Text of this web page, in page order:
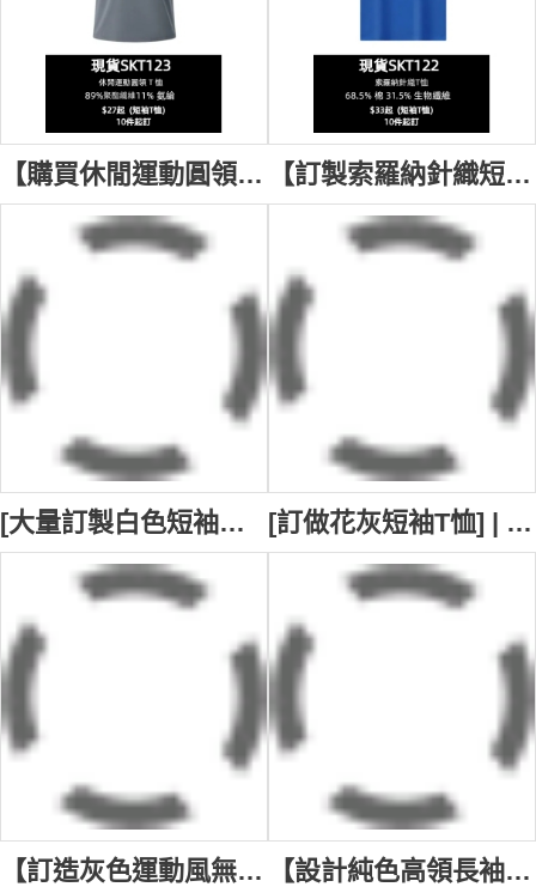
【購買休閒運動圓領T恤】｜多色可選｜圓領短袖設計｜短袖剪裁｜聚酯纖維面料 透氣速乾｜現貨主推款｜運動必備｜圓領T恤專門店 SKT123-BMY181-COOLANTMY 【訂製索羅納針織短袖ㄒ恤】｜涼感索羅納多色可選｜圓領短袖｜68.5%棉，31.5%生物纖維｜現貨主推款｜簡約百搭 ｜ㄒ恤供應商 SKT122-BMY360-COOLANTMY
[大量訂製白色短袖圓領T恤] | 健身T恤 | 植絨LOGO | 運動T恤 | T恤中心 T1181 [訂做花灰短袖T恤] | 綠色撞色領口 袖口款式設計 | 室內設計工作室 | 左胸袋口 | 短袖T恤制服公司 圓領 max builder 建造業公司 T1180
【訂造灰色運動風無袖背心T恤】｜連帽設計搭配抽繩｜無袖設計活動自如｜弧形下擺設計｜簡約素色風格 VT320 【設計純色高領長袖T恤】｜經典高領設計｜舒適長袖剪裁｜簡約無印花設計｜修身版型 T1178